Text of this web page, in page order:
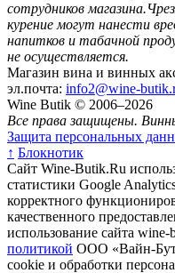
сотрудников магазина.
курение могут нанести
напитков и табачной
не осуществляется.
Магазин вина и винных
эл.почта: info2@wine-
Wine Butik © 2006–2026
Все права защищены.
Защита персональных
↑ Блокнотик
Сайт Wine-Butik.Ru
статистики Google
корректного
качественного
использование сайта
политикой ООО «Вайн-
cookie и обработки